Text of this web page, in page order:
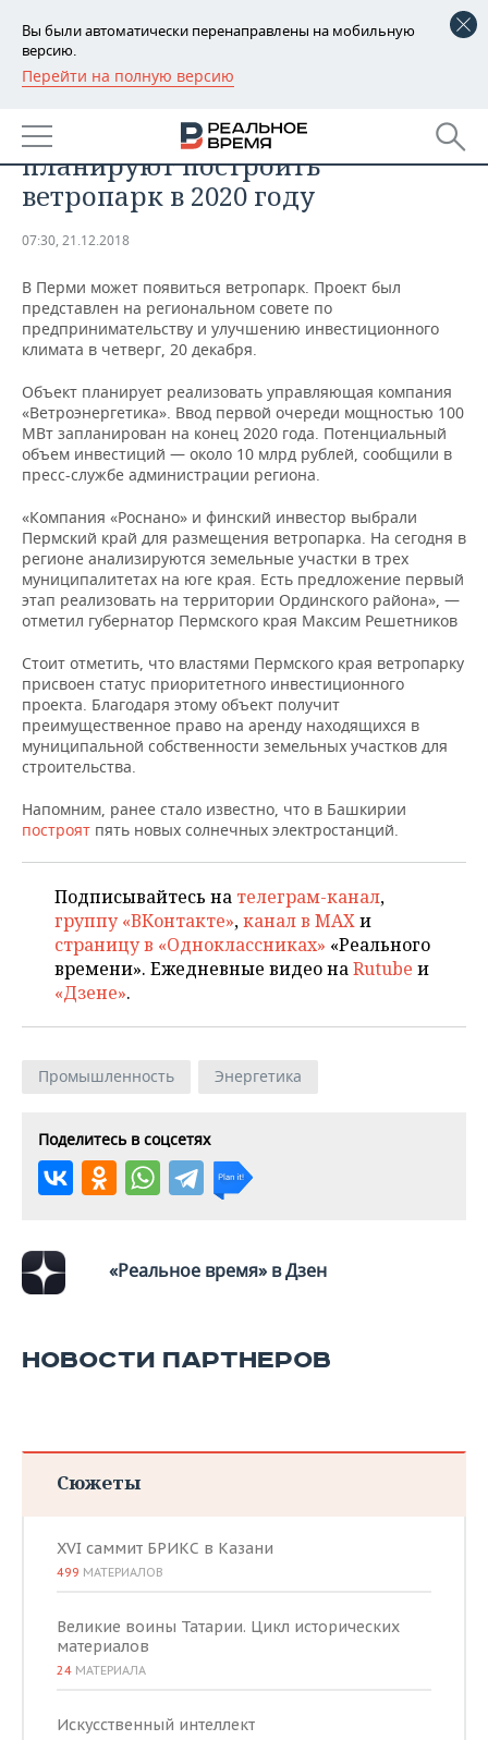
Вы были автоматически перенаправлены на мобильную
версию.
Перейти на полную версию
РЕГИОНЫ
БАШКОРТОСТАН
ТАТАРСТАН
НОВОСТИ
АНАЛИТИКА
ДЕКЛАРАЦИИ О ДОХОДАХ
КОРОЛИ ГОСЗАКАЗА ПФО
КОМУ ПРИНАДЛЕЖАТ
ТОРГОВЫЕ ЦЕНТРЫ
ТАТАРСТАНА
НОВОСТИ ЭКОНОМИКИ
ФИНАНСЫ
БЮДЖЕТ
ИНВЕСТИЦИИ
ПРОМЫШЛЕННОСТЬ
НОВОСТИ
ПРОМЫШЛЕННОСТИ
АГРОПРОМ
МАШИНОСТРОЕНИЕ
НЕФТЬ
ОПК
НЕДВИЖИМОСТЬ
НОВОСТИ АВТО
БИЗНЕС
НОВОСТИ БИЗНЕСА
РОЗНИЧНАЯ ТОРГОВЛЯ
ТРАНСПОРТ
УСЛУГИ
ТЕХНОЛОГИИ
НОВОСТИ ТЕХНОЛОГИЙ
IT
МЕДИА
ТЕЛЕКОММУНИКАЦИИ
МЕРОПРИЯТИЯ
НОВОСТИ МЕРОПРИЯТИЙ
ВЫЕЗДНАЯ РЕДАКЦИЯ
БИЗНЕС-БРАНЧИ
ONLINE-КОНФЕРЕНЦИИ
ОТКРЫТАЯ ЛЕКЦИЯ
СПОРТ
НОВОСТИ СПОРТА
ФУТБОЛ
ХОККЕЙ
БАСКЕТБОЛ
ВОЛЕЙБОЛ
ФИГУРНОЕ КАТАНИЕ
ВОДНЫЕ ВИДЫ СПОРТА
ХОККЕЙ С МЯЧОМ
ОБЩЕСТВО
НОВОСТИ ОБЩЕСТВА
ВЛАСТЬ
ИНФРАСТРУКТУРА
ИСТОРИЯ
МЕДИЦИНА
ОБРАЗОВАНИЕ
ПРОИСШЕСТВИЯ
ФОТОГАЛЕРЕЯ
СЮЖЕТЫ
СПРАВОЧНИК
СПИСОК ПЕРСОН
ПОЛНАЯ ВЕРСИЯ
Власти Пермского края
планируют построить
ветропарк в 2020 году
07:30, 21.12.2018
В Перми может появиться ветропарк. Проект был
представлен на региональном совете по
предпринимательству и улучшению инвестиционного
климата в четверг, 20 декабря.
Объект планирует реализовать управляющая компания
«Ветроэнергетика». Ввод первой очереди мощностью 100
МВт запланирован на конец 2020 года. Потенциальный
объем инвестиций — около 10 млрд рублей, сообщили в
пресс-службе администрации региона.
«Компания «Роснано» и финский инвестор выбрали
Пермский край для размещения ветропарка. На сегодня в
регионе анализируются земельные участки в трех
муниципалитетах на юге края. Есть предложение первый
этап реализовать на территории Ординского района», —
отметил губернатор Пермского края Максим Решетников
Стоит отметить, что властями Пермского края ветропарку
присвоен статус приоритетного инвестиционного
проекта. Благодаря этому объект получит
преимущественное право на аренду находящихся в
муниципальной собственности земельных участков для
строительства.
Напомним, ранее стало известно, что в Башкирии
построят пять новых солнечных электростанций.
Подписывайтесь на телеграм-канал,
группу «ВКонтакте»,канал в MAXи
страницу в «Одноклассниках» «Реального
времени». Ежедневные видео наRutube и
«Дзене».
Промышленность Энергетика
Поделитесь в соцсетях
«Реальное время» в Дзен
НОВОСТИ ПАРТНЕРОВ
Сюжеты
XVI саммит БРИКС в Казани
499 МАТЕРИАЛОВ
Великие воины Татарии. Цикл исторических
материалов
24 МАТЕРИАЛА
Искусственный интеллект